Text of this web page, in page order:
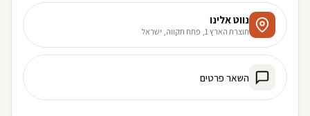
נווט אלינו
תוצרת הארץ 1, פתח תקווה, ישראל
השאר פרטים